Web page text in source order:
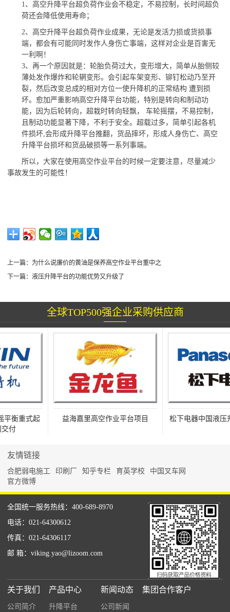
1、高空升降平台超负荷作业会不稳定，不易控制，长时间超负
荷还会降低使用寿命；
2、高空升降平台超负荷作业成果，无论是发活力损或货损事
端，都会有可能同时发作人身伤亡事端，这样对企业是百害无
一利啊！
3、再一个原因就是：轮胎负荷过大，变形增大，简单从胎侧较
薄处发作爆炸和轮辋变形。会引起车架变形、铆钉松动乃至开
裂，然后改变总成的相对方位一使升降机的正常结构 遭到损
坏。愈加严重影响高空升降平台功能，特别是转向和制动功
能，因为后轮转向，超栽时转向轻飘，
车轮摇摆，不易控制，
且制动功能显著下降，不利于安全。超载过多，简单引起各机
件损坏,会形成升降平台推翻，货品摔坏，形成人身伤亡、高空
升降平台损坏和货品破损等一系列事端。
所以，大家在使用高空作业平台的时候一定要注意，尽量减少
事故发生的可能性！
上一篇： 为什么说廉价的黄油是保养高空作业平台重中之
下一篇：液压升降平台的功能优势又升级了
全球TOP500强企业采购供应商
衡重式起
付
益海嘉里高空作业平台项目 松下电器中国液压
友情链接
合肥弱电施工 印刷厂 知乎专栏 育英学校
中国叉车网
官方微博
全国统一服务热线：400-689-8970
电话：021-64300612
传真：021-64306117
邮 箱：viking.yao@lizoom.com
关于我们
公司简介
产品中心
升降平台
新闻动态
公司新闻
集团合作客户